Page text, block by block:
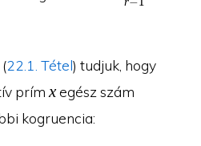
1}{r-1}
22.1. Tétel) tudjuk, hogy
prímx
xegész szám
kogruencia: